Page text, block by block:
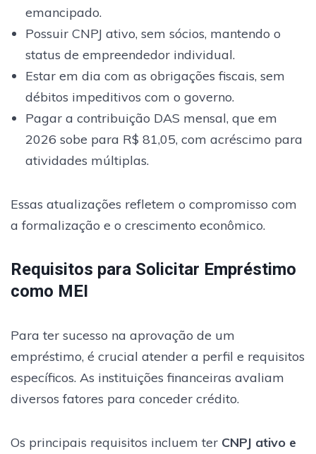
emancipado.
Possuir CNPJ ativo, sem sócios, mantendo o
status de empreendedor individual.
Estar em dia com as obrigações fiscais, sem
débitos impeditivos com o governo.
Pagar a contribuição DAS mensal, que em
2026 sobe para R$ 81,05, com acréscimo para
atividades múltiplas.
Essas atualizações refletem o compromisso com
a formalização e o crescimento econômico.
Requisitos para Solicitar Empréstimo
como MEI
Para ter sucesso na aprovação de um
empréstimo, é crucial atender a perfil e requisitos
específicos. As instituições financeiras avaliam
diversos fatores para conceder crédito.
Os principais requisitos incluem ter CNPJ ativo e